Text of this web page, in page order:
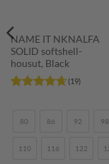
NAME IT NKNALFA
SOLID softshell-
housut, Black
4.63
/ 5
(19)
80 86 92 98
110 116 122